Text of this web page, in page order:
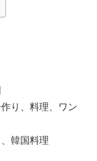
り、料理、ワン
韓国料理